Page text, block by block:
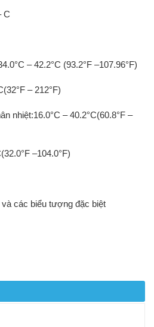
C
– 42.2°C (93.2°F –107.96°F)
– 212°F)
nhiệt:16.0°C – 40.2°C(60.8°F –
–104.0°F)
các biểu tượng đặc biệt